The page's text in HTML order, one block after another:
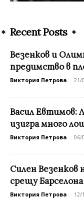
Recent Posts
Везенков и
предимство в
Виктория Петрова - 21/
Васил Евтимов:
изигра много
Виктория Петрова - 06/
Силен Везенков
срещу
Виктория Петрова - 12/